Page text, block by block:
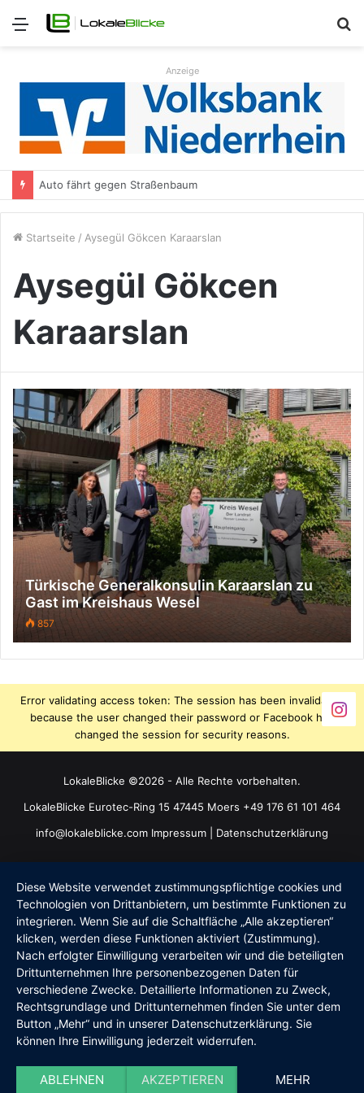
Menü
Anzeige
Auto fährt gegen Straßenbaum
Startseite / Aysegül Gökcen Karaarslan
Aysegül Gökcen
Karaarslan
Türkische Generalkonsulin Karaarslan zu
Gast im Kreishaus Wesel
857
Error validating access token: The session has been invalidated
because the user changed their password or Facebook has
changed the session for security reasons.
LokaleBlicke ©2026 - Alle Rechte vorbehalten.
LokaleBlicke Eurotec-Ring 15 47445 Moers +49 176 61 101 464
info@lokaleblicke.com Impressum Datenschutzerklärung
Diese Website verwendet zustimmungspflichtige cookies und
Technologien von Drittanbietern, um bestimmte Funktionen zu
integrieren. Wenn Sie auf die Schaltfläche „Alle akzeptieren“
klicken, werden diese Funktionen aktiviert (Zustimmung).
Nach erfolgter Einwilligung verarbeiten wir und die beteiligten
Drittunternehmen Ihre personenbezogenen Daten für
verschiedene Zwecke. Detaillierte Informationen zu Zweck,
Rechtsgrundlage und Drittunternehmen finden Sie unter dem
Button „Mehr“ und in unserer Datenschutzerklärung. Sie
können Ihre Einwilligung jederzeit widerrufen.
ABLEHNEN AKZEPTIEREN MEHR